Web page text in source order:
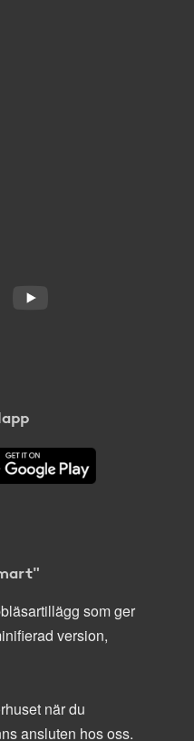
som ger
version,
när du
ansluten hos oss.